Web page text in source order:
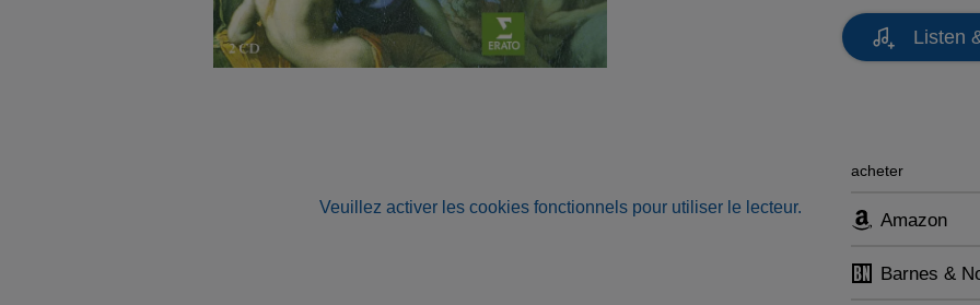
Listen
Veuillez activer les cookies fonctionnels pour utiliser le lecteur.
acheter
Amazon
Barnes &